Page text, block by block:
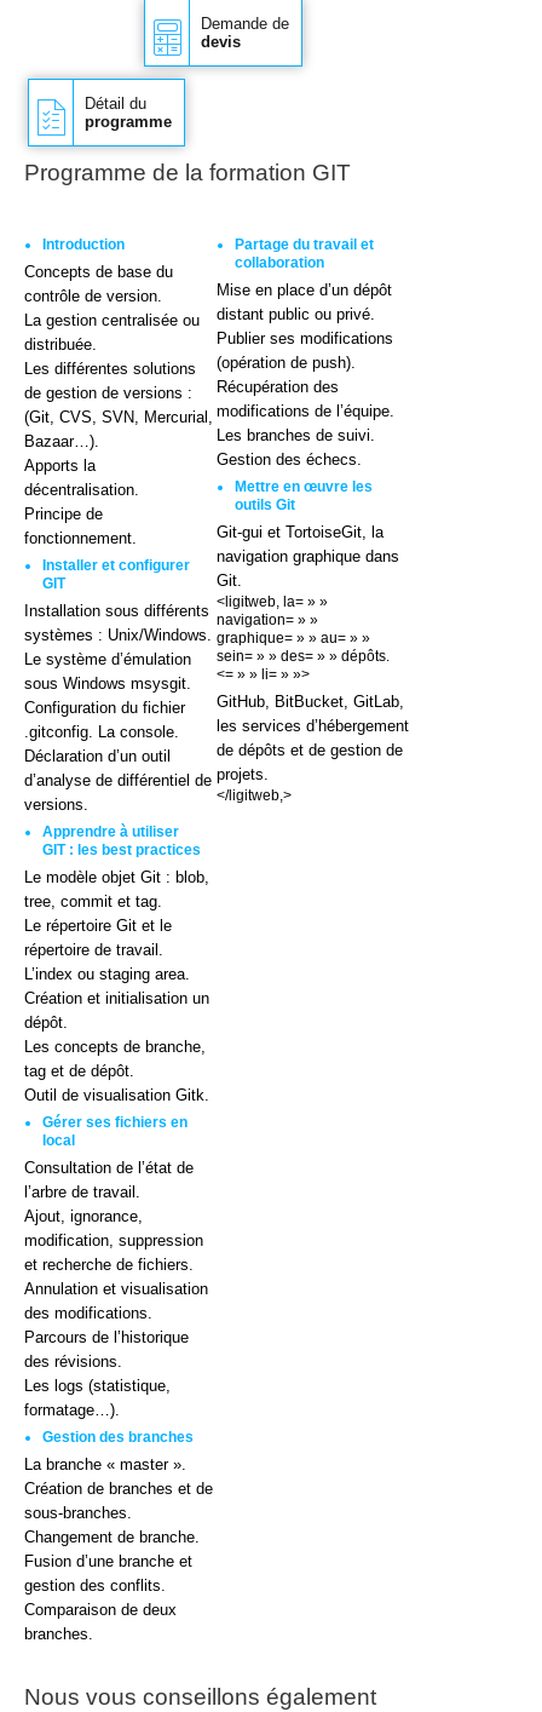
Demande de
devis
Détail du
programme
Programme de la formation GIT
Introduction
Concepts de base du
contrôle de version.
La gestion centralisée ou
distribuée.
Les différentes solutions
de gestion de versions :
(Git, CVS, SVN, Mercurial,
Bazaar…).
Apports la
décentralisation.
Principe de
fonctionnement.
Installer et configurer
GIT
Installation sous différents
systèmes : Unix/Windows.
Le système d’émulation
sous Windows msysgit.
Configuration du fichier
.gitconfig. La console.
Déclaration d’un outil
d’analyse de différentiel de
versions.
Apprendre à utiliser
GIT : les best practices
Le modèle objet Git : blob,
tree, commit et tag.
Le répertoire Git et le
répertoire de travail.
L’index ou staging area.
Création et initialisation un
dépôt.
Les concepts de branche,
tag et de dépôt.
Outil de visualisation Gitk.
Gérer ses fichiers en
local
Consultation de l’état de
l’arbre de travail.
Ajout, ignorance,
modification, suppression
et recherche de fichiers.
Annulation et visualisation
des modifications.
Parcours de l’historique
des révisions.
Les logs (statistique,
formatage…).
Gestion des branches
La branche « master ».
Création de branches et de
sous-branches.
Changement de branche.
Fusion d’une branche et
gestion des conflits.
Comparaison de deux
branches.
Partage du travail et
collaboration
Mise en place d’un dépôt
distant public ou privé.
Publier ses modifications
(opération de push).
Récupération des
modifications de l’équipe.
Les branches de suivi.
Gestion des échecs.
Mettre en œuvre les
outils Git
Git-gui et TortoiseGit, la
navigation graphique dans
Git.
<ligitweb, la= » »
navigation= » »
graphique= » » au= » »
sein= » » des= » » dépôts.
<= » » li= » »>
GitHub, BitBucket, GitLab,
les services d’hébergement
de dépôts et de gestion de
projets.
</ligitweb,>
Nous vous conseillons également